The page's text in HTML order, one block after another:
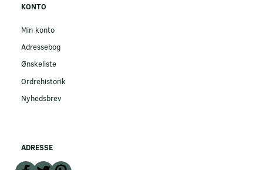
KONTO
Min konto
Adressebog
Ønskeliste
Ordrehistorik
Nyhedsbrev
ADRESSE